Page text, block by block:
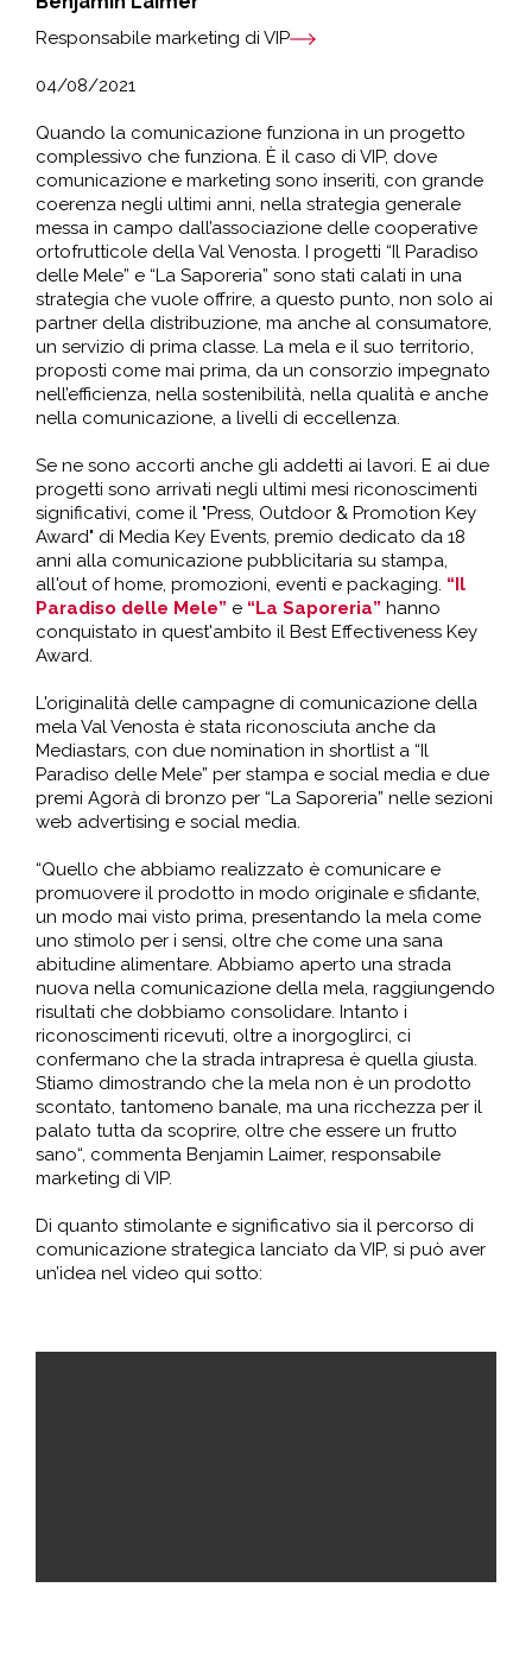
Responsabile marketing di VIP
04/08/2021
Quando la comunicazione funziona in un progetto
complessivo che funziona. È il caso di VIP, dove
comunicazione e marketing sono inseriti, con grande
coerenza negli ultimi anni, nella strategia generale
messa in campo dall’associazione delle cooperative
ortofrutticole della Val Venosta. I progetti “Il Paradiso
delle Mele” e “La Saporeria” sono stati calati in una
strategia che vuole offrire, a questo punto, non solo ai
partner della distribuzione, ma anche al consumatore,
un servizio di prima classe. La mela e il suo territorio,
proposti come mai prima, da un consorzio impegnato
nell’efficienza, nella sostenibilità, nella qualità e anche
nella comunicazione, a livelli di eccellenza.
Se ne sono accorti anche gli addetti ai lavori. E ai due
progetti sono arrivati negli ultimi mesi riconoscimenti
significativi, come il "Press, Outdoor & Promotion Key
Award" di Media Key Events, premio dedicato da 18
anni alla comunicazione pubblicitaria su stampa,
all'out of home, promozioni, eventi e packaging. “Il
Paradiso delle Mele” e “La Saporeria” hanno
conquistato in quest'ambito il Best Effectiveness Key
Award.
L'originalità delle campagne di comunicazione della
mela Val Venosta è stata riconosciuta anche da
Mediastars, con due nomination in shortlist a “Il
Paradiso delle Mele” per stampa e social media e due
premi Agorà di bronzo per “La Saporeria” nelle sezioni
web advertising e social media.
“Quello che abbiamo realizzato è comunicare e
promuovere il prodotto in modo originale e sfidante,
un modo mai visto prima, presentando la mela come
uno stimolo per i sensi, oltre che come una sana
abitudine alimentare. Abbiamo aperto una strada
nuova nella comunicazione della mela, raggiungendo
risultati che dobbiamo consolidare. Intanto i
riconoscimenti ricevuti, oltre a inorgoglirci, ci
confermano che la strada intrapresa è quella giusta.
Stiamo dimostrando che la mela non è un prodotto
scontato, tantomeno banale, ma una ricchezza per il
palato tutta da scoprire, oltre che essere un frutto
sano“, commenta Benjamin Laimer, responsabile
marketing di VIP.
Di quanto stimolante e significativo sia il percorso di
comunicazione strategica lanciato da VIP, si può aver
un’idea nel video qui sotto: